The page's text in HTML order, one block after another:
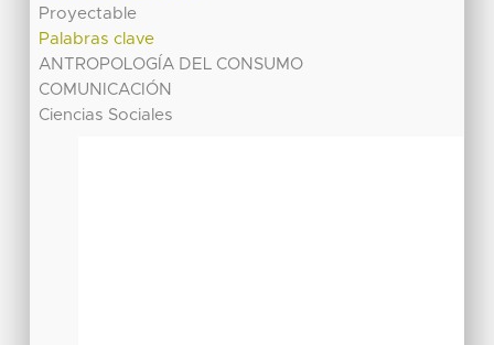
Proyectable
Palabras clave
ANTROPOLOGÍA DEL CONSUMO
COMUNICACIÓN
Ciencias Sociales